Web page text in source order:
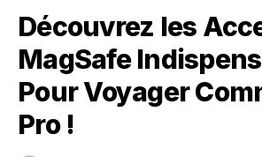
Découvrez les
MagSafe
Pour Voyager
Pro !